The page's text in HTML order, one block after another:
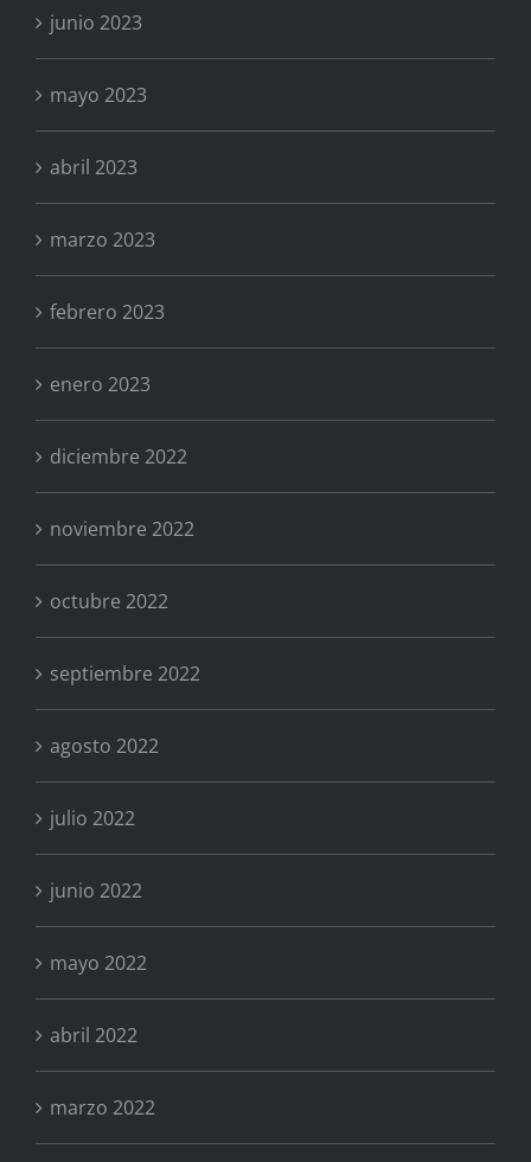
junio 2023
mayo 2023
abril 2023
marzo 2023
febrero 2023
enero 2023
diciembre 2022
noviembre 2022
octubre 2022
septiembre 2022
agosto 2022
julio 2022
junio 2022
mayo 2022
abril 2022
marzo 2022